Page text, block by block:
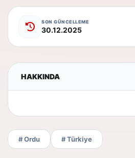
SON GÜNCELLEME
30.12.2025
HAKKINDA
# Ordu # Türkiye